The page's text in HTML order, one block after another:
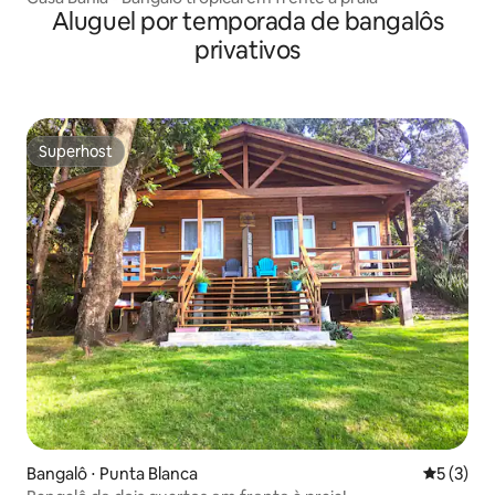
Aluguel por temporada de bangalôs
privativos
Superhost
Superhost
Bangalô ⋅ Punta Blanca 5 de
5 (3)